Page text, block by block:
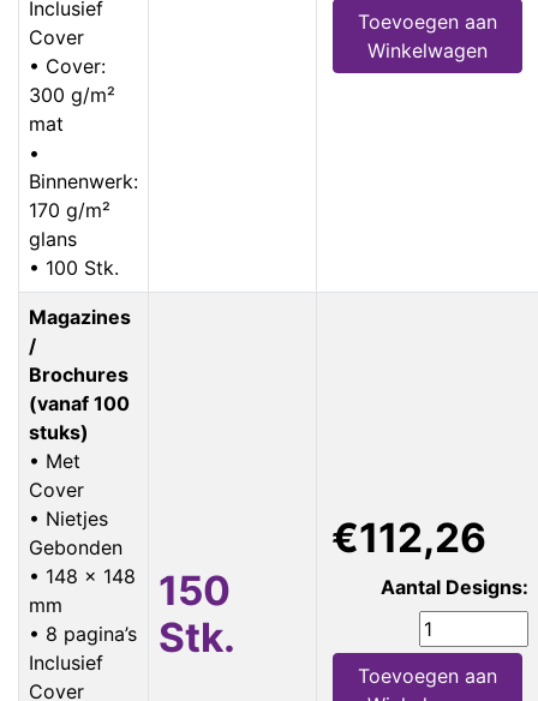
Inclusief
Cover
• Cover:
300 g/m²
mat
•
Binnenwerk:
170 g/m²
glans
• 100 Stk.
Toevoegen aan
Winkelwagen
Magazines
/
Brochures
(vanaf 100
stuks)
• Met
Cover
• Nietjes
Gebonden
• 148 x 148
mm
• 8 pagina’s
Inclusief
Cover
150
Stk.
€112,26
Aantal Designs:
Toevoegen aan